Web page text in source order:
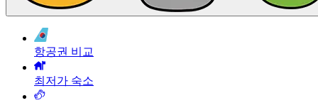
항공권 비교
최저가 숙소